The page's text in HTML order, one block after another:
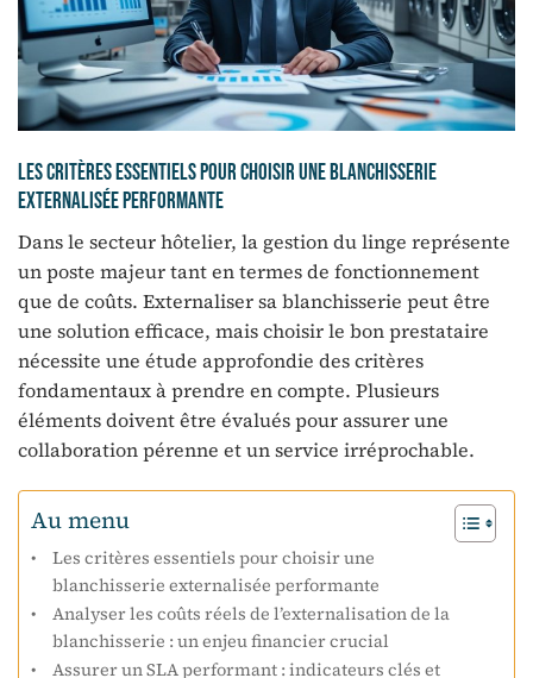
Les critères essentiels pour choisir une blanchisserie
externalisée performante
Dans le secteur hôtelier, la gestion du linge représente
un poste majeur tant en termes de fonctionnement
que de coûts. Externaliser sa blanchisserie peut être
une solution efficace, mais choisir le bon prestataire
nécessite une étude approfondie des critères
fondamentaux à prendre en compte. Plusieurs
éléments doivent être évalués pour assurer une
collaboration pérenne et un service irréprochable.
Au menu
Les critères essentiels pour choisir une
blanchisserie externalisée performante
Analyser les coûts réels de l’externalisation de la
blanchisserie : un enjeu financier crucial
Assurer un SLA performant : indicateurs clés et